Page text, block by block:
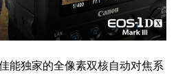
独家的全像素双核自动对焦系